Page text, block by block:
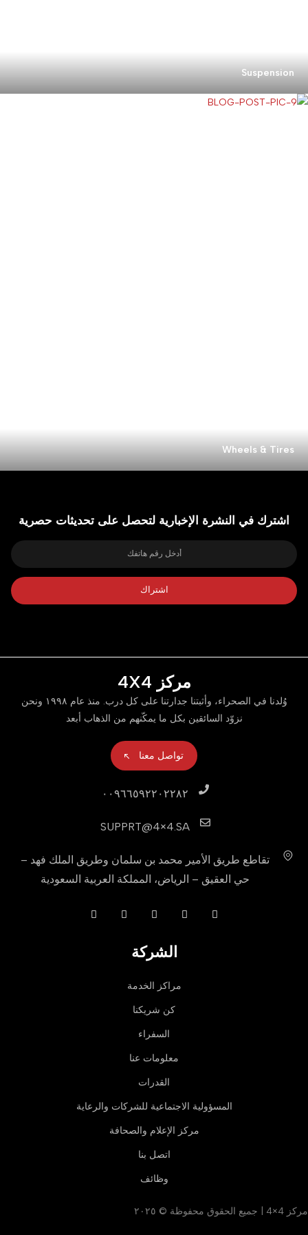
Suspension
Wheels & Tires
اشترك في النشرة الإخبارية لتحصل على تحديثات حصرية
اشتراك
مركز 4X4
وُلدنا في الصحراء، وأثبتنا جدارتنا على كل درب. منذ عام ١٩٩٨ ونحن
نزوّد السائقين بكل ما يمكّنهم من الذهاب أبعد
تواصل معنا
٠٠٩٦٦٥٩٢٢٠٢٢٨٢
SUPPRT@4×4.SA
تقاطع طريق الأمير محمد بن سلمان وطريق الملك فهد –
حي العقيق – الرياض، المملكة العربية السعودية
الشركة
مراكز الخدمة
كن شريكنا
السفراء
معلومات عنا
القدرات
المسؤولية الاجتماعية للشركات والرعاية
مركز الإعلام والصحافة
اتصل بنا
وظائف
مركز 4×4 | جميع الحقوق محفوظة © ٢٠٢٥